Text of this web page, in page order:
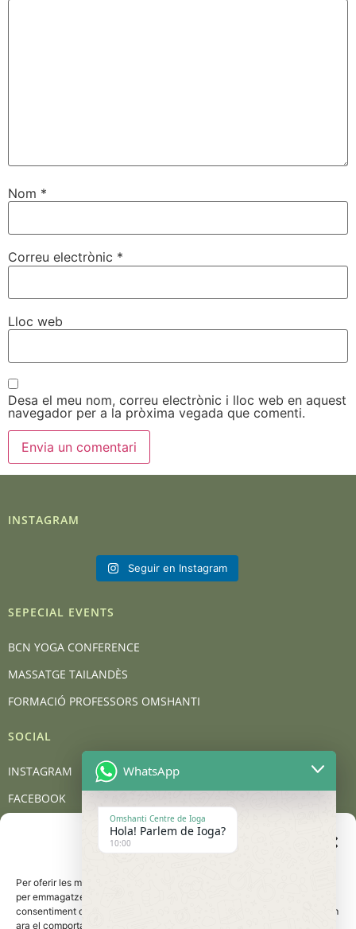
Gestionar el consentiment
de les galetes
Per oferir les millors experiències, utilitzem tecnologies com les galetes
per emmagatzemar i/o accedir a la informació del dispositiu. El
consentiment d'aquestes tecnologies ens permetrà processar dades com
ara el comportament de navegació o les identificacions úniques en
Nom *
Correu electrònic *
Lloc web
Desa el meu nom, correu electrònic i lloc web en aquest
navegador per a la pròxima vegada que comenti.
INSTAGRAM
Seguir en Instagram
SEPECIAL EVENTS
BCN YOGA CONFERENCE
MASSATGE TAILANDÈS
FORMACIÓ PROFESSORS OMSHANTI
SOCIAL
INSTAGRAM
FACEBOOK
CONTACT
Carrer de Barcelona, 95, 08401 Granollers
WhatsApp
Omshanti Centre de Ioga
Hola! Parlem de Ioga?
10:00